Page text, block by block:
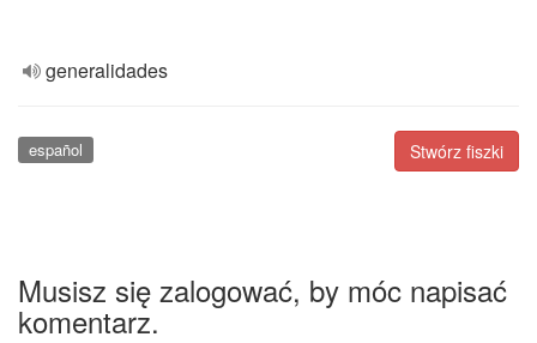
generalidades
Stwórz fiszki
español
Musisz się zalogować, by móc napisać
komentarz.